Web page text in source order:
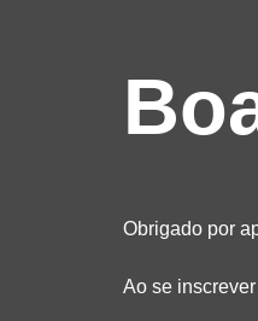
Obrigado por
Ao se